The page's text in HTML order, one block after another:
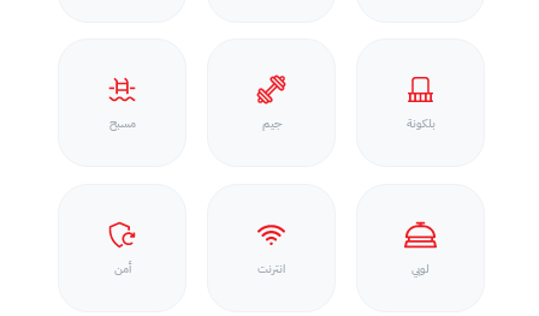
بلكونة جيم مسبح
لوبي انترنت أمن